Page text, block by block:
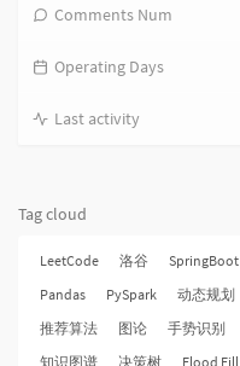
Comments Num
Operating Days
Last activity
Tag cloud
LeetCode 洛谷 SpringBoot
Pandas
PySpark 动态规划
推荐算法
图论 手势识别
知识图谱
决策树 Flood Fill